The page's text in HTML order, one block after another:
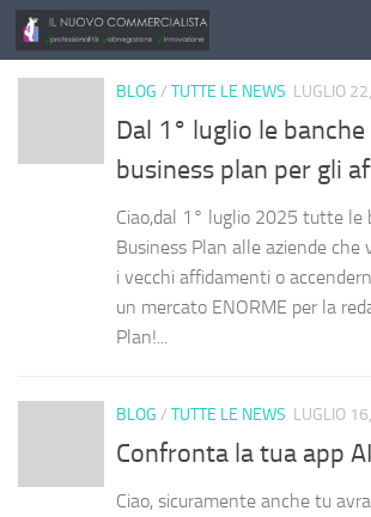
Salta al contenuto
BLOG / TUTTE LE NEWS LUGLIO
Dal 1° luglio le banche
business plan per gli
Ciao,dal 1° luglio 2025 tutte le
Business Plan alle aziende che
i vecchi affidamenti o
un mercato ENORME per la
Plan!...
BLOG / TUTTE LE NEWS LUGLIO
Confronta la tua app
Ciao, sicuramente anche tu